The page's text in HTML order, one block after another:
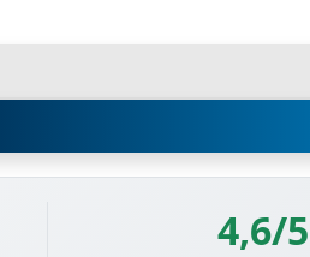
4,6/5